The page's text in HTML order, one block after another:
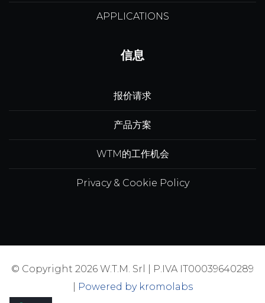
APPLICATIONS
信息
报价请求
产品方案
WTM的工作机会
Privacy & Cookie Policy
© Copyright 2026 W.T.M. Srl | P.IVA IT00039640289
Powered by kromolabs